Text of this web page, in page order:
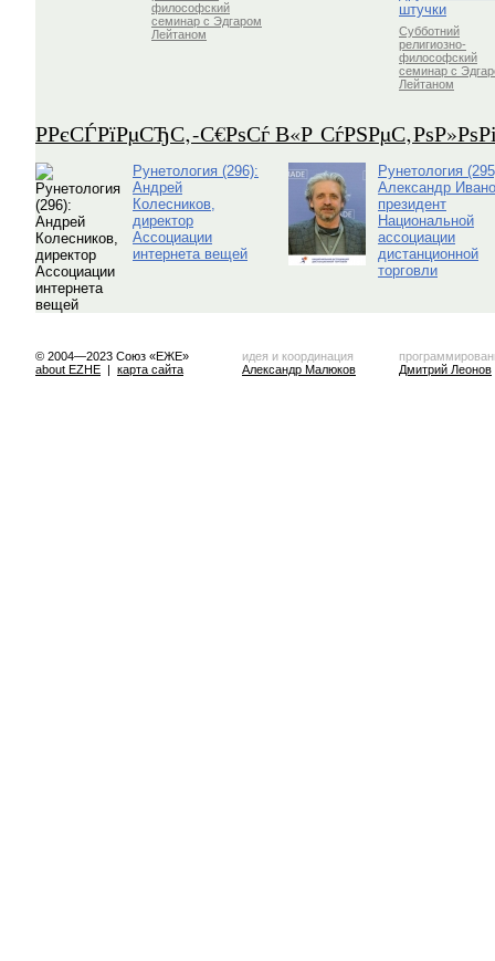
философский
семинар с Эдгаром
Лейтаном
штучки
Субботний
религиозно-
философский
семинар с
Лейтаном
Р­РєСЃРїРµСЂС‚-С€РѕСѓ В«Р
Рунетология (296):
Андрей
Колесников,
директор
Ассоциации
интернета вещей
Рунетология
Александр
президент
Национальной
ассоциации
дистанционной
торговли
© 2004—2023 Союз «ЕЖЕ»
about EZHE | карта сайта
идея и координация
Александр Малюков
Дмитрий Леонов